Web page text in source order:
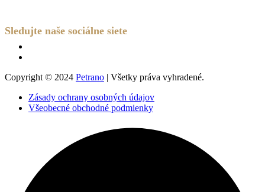
Sledujte naše sociálne siete
Copyright © 2024 Petrano | Všetky práva vyhradené.
Zásady ochrany osobných údajov
Všeobecné obchodné podmienky